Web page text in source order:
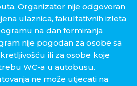
Organizator nije odgovoran
ulaznica, fakultativnih izleta
na dan formiranja
nije pogodan za osobe sa
ili za osobe koje
WC-a u autobusu.
ne može utjecati na